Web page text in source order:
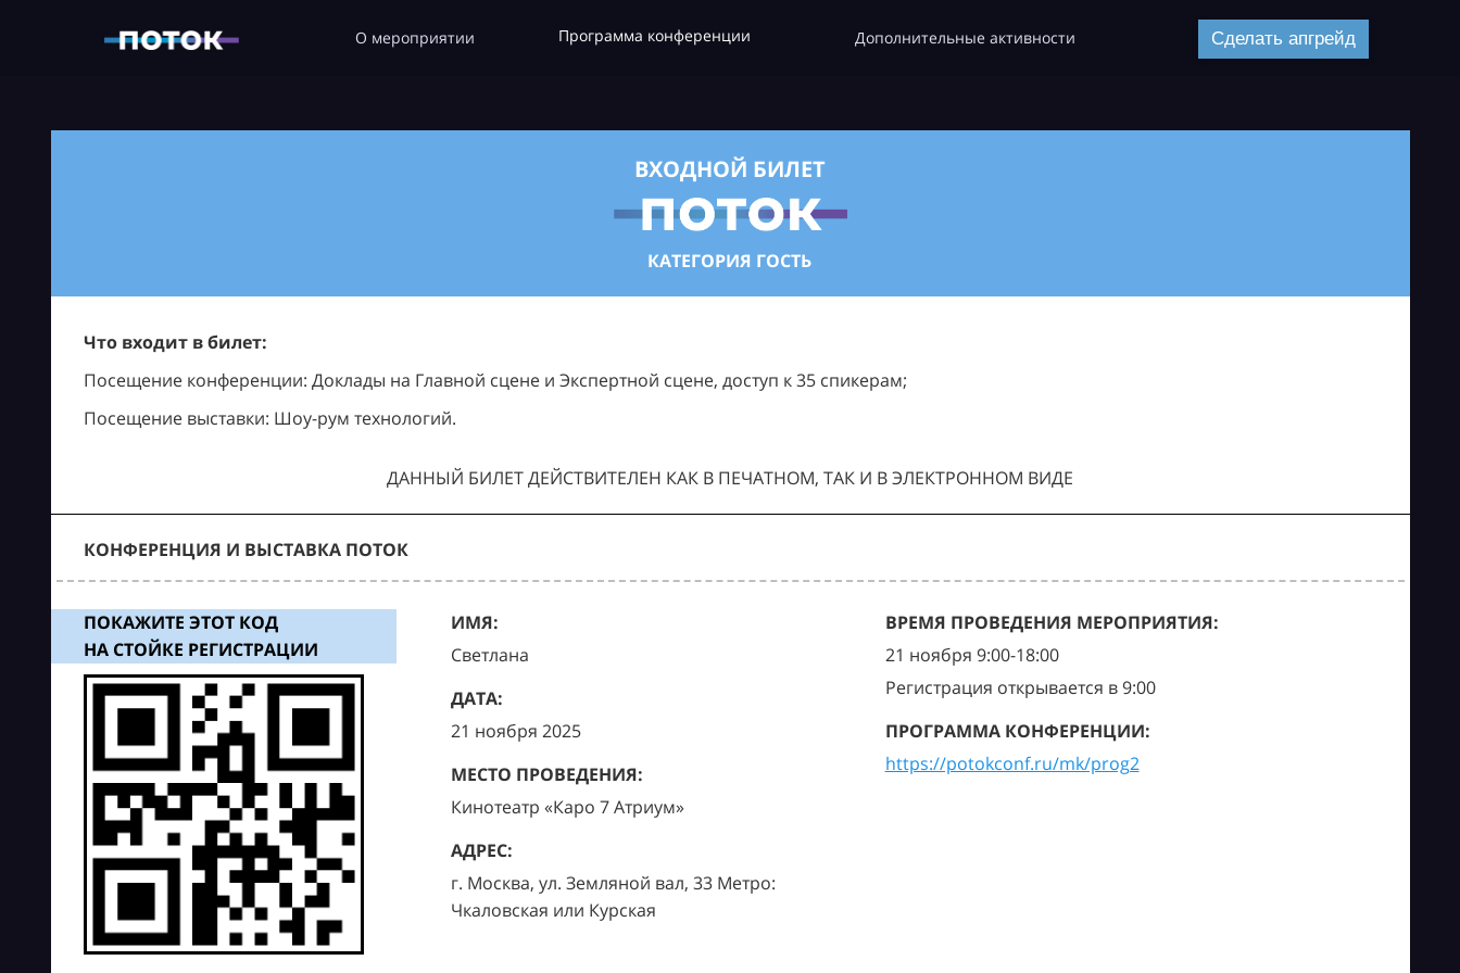
О мероприятии Программа конференции Дополнительные активности Сделать апгрейд
ВХОДНОЙ БИЛЕТ
КАТЕГОРИЯ ГОСТЬ
Что входит в билет:
Посещение конференции: Доклады на Главной сцене и Экспертной сцене, доступ к 35 спикерам;
Посещение выставки: Шоу-рум технологий.
ДАННЫЙ БИЛЕТ ДЕЙСТВИТЕЛЕН КАК В ПЕЧАТНОМ, ТАК И В ЭЛЕКТРОННОМ ВИДЕ
КОНФЕРЕНЦИЯ И ВЫСТАВКА ПОТОК
ПОКАЖИТЕ ЭТОТ КОД
НА СТОЙКЕ РЕГИСТРАЦИИ
ИМЯ:
Светлана
ДАТА:
21 ноября 2025
МЕСТО ПРОВЕДЕНИЯ:
Кинотеатр «Каро 7 Атриум»
АДРЕС:
г. Москва, ул. Земляной вал, 33 Метро:
Чкаловская или Курская
ВРЕМЯ ПРОВЕДЕНИЯ МЕРОПРИЯТИЯ:
21 ноября 9:00-18:00
Регистрация открывается в 9:00
ПРОГРАММА КОНФЕРЕНЦИИ:
https://potokconf.ru/mk/prog2